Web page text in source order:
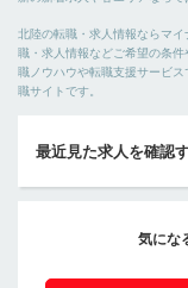
北陸の転職・求人情報ならマ
職・求人情報などご希望の条
職ノウハウや転職支援サービ
職サイトです。
最近見た求人を確認
気にな